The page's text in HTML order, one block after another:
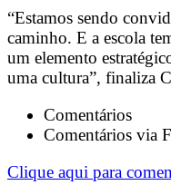
“Estamos sendo
caminho. E a escola
um elemento
uma cultura”, finaliza
Comentários
Comentários via
Clique aqui para